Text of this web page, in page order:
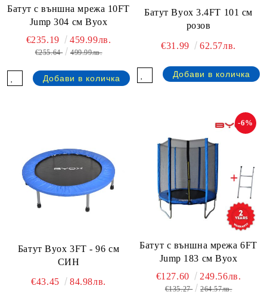
Батут с външна мрежа 10FT
Jump 304 см Byox
€235.19 459.99лв.
€255.64 499.99лв.
Батут Byox 3.4FT 101 см
розов
€31.99
62.57лв.
Батут Byox 3FT - 96 см
СИН
€43.45
84.98лв.
Батут с външна мрежа 6FT
Jump 183 см Byox
-6%
€127.60 249.56лв.
€135.27 264.57лв.